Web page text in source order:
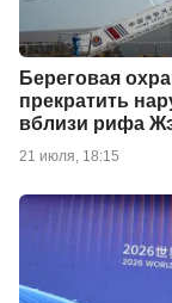
Береговая
прекратить
вблизи рифа
21 июля, 18:15